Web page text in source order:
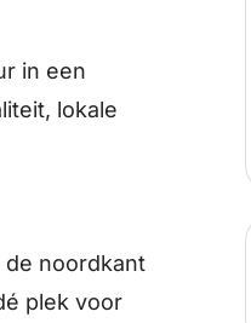
in een
lokale
de noordkant
plek voor